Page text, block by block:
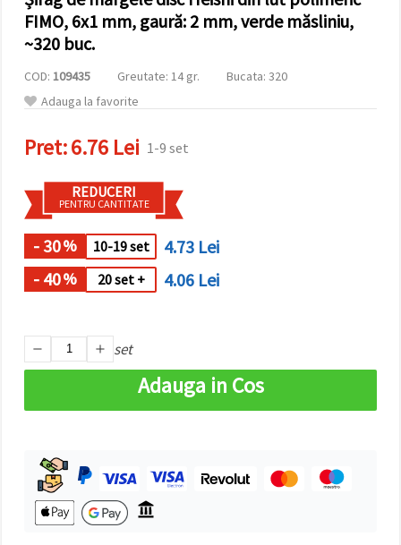
marketing.
acord să
toate
urile făcând
toate!" Sau
preferințele
în setări
selectând
un tip de
cookie -uri
dat și
făcând clic
pe butonul
Аcceptati
toate!
FIMO, 6x1 mm, gaură: 2 mm, verde măsliniu,
~320 buc.
COD: 109435 Greutate: 14 gr.
Bucata: 320
Adauga la favorite
Pret:6.76 Lei 1-9 set
REDUCERI
PENTRU CANTITATE
- 30% 10-19 set
4.73 Lei
- 40% 20 set + 4.06 Lei
set
Adauga in Cos